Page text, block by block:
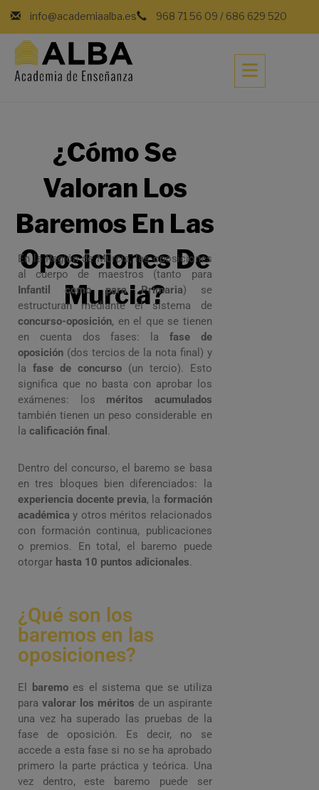
info@academiaalba.es 968 71 56 09 / 686 629 520
¿Cómo Se
Valoran Los
Baremos En Las
Oposiciones De
Murcia?
En la Región de Murcia, las oposiciones
al cuerpo de maestros (tanto para
Infantil como para Primaria) se
estructuran mediante el sistema de
concurso-oposición, en el que se tienen
en cuenta dos fases: la fase de
oposición (dos tercios de la nota final) y
la fase de concurso(un tercio). Esto
significa que no basta con aprobar los
exámenes: los méritos acumulados
también tienen un peso considerable en
la calificación final .
Dentro del concurso, el baremo se basa
en tres bloques bien diferenciados: la
experiencia docente previa, la formación
académica y otros méritos relacionados
con formación continua, publicaciones
o premios. En total, el baremo puede
otorgar hasta 10 puntos adicionales.
¿Qué son los
baremos en las
oposiciones?
El baremoes el sistema que se utiliza
para valorar los méritos de un aspirante
una vez ha superado las pruebas de la
fase de oposición. Es decir, no se
accede a esta fase si no se ha aprobado
primero la parte práctica y teórica. Una
vez dentro, este baremo puede ser